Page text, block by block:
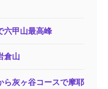
甲山最高峰
倉山
ら灰ヶ谷コースで摩耶